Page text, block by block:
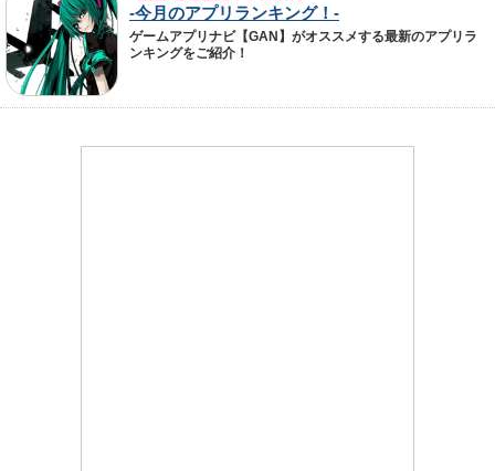
-今月のアプリランキング！-
ゲームアプリナビ【GAN】がオススメする最新のアプリラ
ンキングをご紹介！